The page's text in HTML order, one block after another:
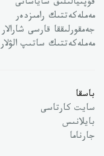
قۇپىيالىلىق ساياساتى
مەملەكەتتىك رامىزدەر
جەمقورلىققا قارسى شارالار
مەملەكەتتىك ساتىپ الۋلار
باسقا
سايت كارتاسى
بايلانىس
جارناما